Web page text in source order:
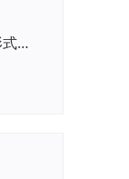
紧盯政绩观扭曲问题 坚决防治形式主义官僚主义